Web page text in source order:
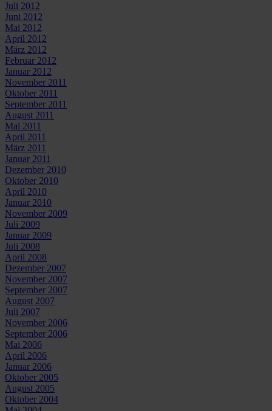
Juli 2012
Juni 2012
Mai 2012
April 2012
März 2012
Februar 2012
Januar 2012
November 2011
Oktober 2011
September 2011
August 2011
Mai 2011
April 2011
März 2011
Januar 2011
Dezember 2010
Oktober 2010
April 2010
Januar 2010
November 2009
Juli 2009
Januar 2009
Juli 2008
April 2008
Dezember 2007
November 2007
September 2007
August 2007
Juli 2007
November 2006
September 2006
Mai 2006
April 2006
Januar 2006
Oktober 2005
August 2005
Oktober 2004